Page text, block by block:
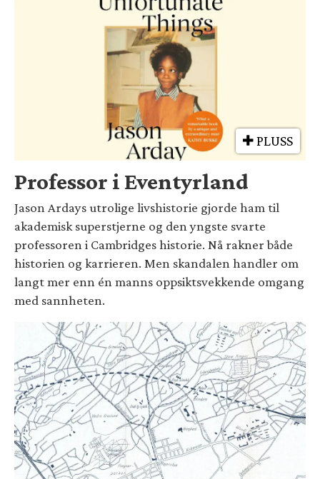
PLUSS
Professor i Eventyrland
Jason Ardays utrolige livshistorie gjorde ham til
akademisk superstjerne og den yngste svarte
professoren i Cambridges historie. Nå rakner både
historien og karrieren. Men skandalen handler om
langt mer enn én manns oppsiktsvekkende omgang
med sannheten.